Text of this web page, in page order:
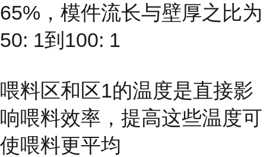
65%，模件流长与壁厚之比为
50: 1到100: 1
喂料区和区1的温度是直接影
响喂料效率，提高这些温度可
使喂料更平均